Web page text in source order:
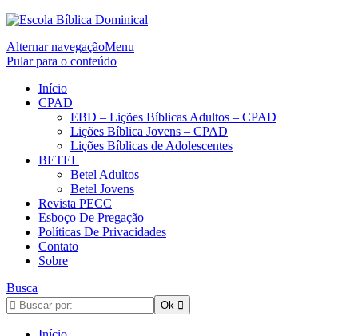
Alternar navegaçãoMenu
Pular para o conteúdo
Início
CPAD
EBD – Lições Bíblicas Adultos – CPAD
Lições Bíblica Jovens – CPAD
Lições Bíblicas de Adolescentes
BETEL
Betel Adultos
Betel Jovens
Revista PECC
Esboço De Pregação
Políticas De Privacidades
Contato
Sobre
Busca